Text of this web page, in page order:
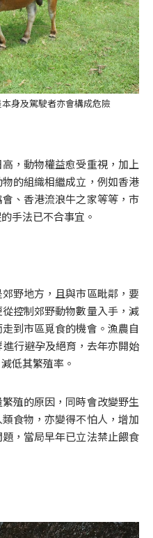
身及駕駛者亦會構成危險
，動物權益愈受重視，加上
的組織相繼成立，例如香港
、香港流浪牛之家等等，市
手法已不合事宜。
野地方，且與市區毗鄰，要
控制郊野動物數量入手，減
到市區覓食的機會。漁農自
行避孕及絕育，去年亦開始
低其繁殖率。
殖的原因，同時會改變野生
食物，亦變得不怕人，增加
，當局早年已立法禁止餵食